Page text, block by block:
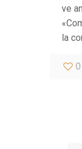
ve
la
0